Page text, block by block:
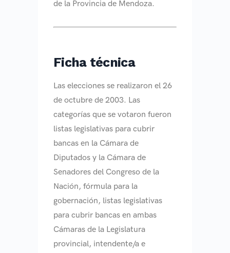
de la Provincia de Mendoza.
Ficha técnica
Las elecciones se realizaron el 26
de octubre de 2003. Las
categorías que se votaron fueron
listas legislativas para cubrir
bancas en la Cámara de
Diputados y la Cámara de
Senadores del Congreso de la
Nación, fórmula para la
gobernación, listas legislativas
para cubrir bancas en ambas
Cámaras de la Legislatura
provincial, intendente/a e